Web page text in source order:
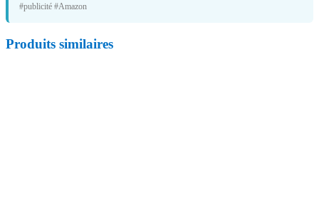
#publicité #Amazon
Produits similaires